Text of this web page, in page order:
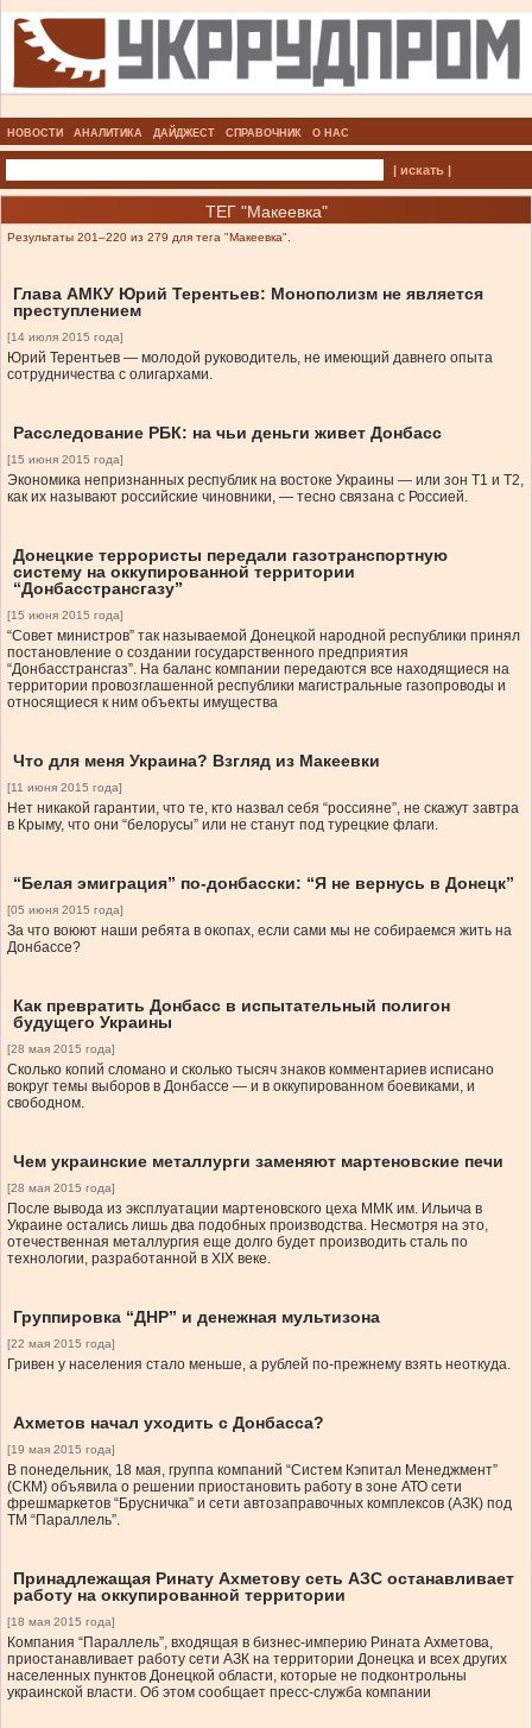
НОВОСТИ АНАЛИТИКА ДАЙДЖЕСТ СПРАВОЧНИК О НАС
| искать |
ТЕГ "Макеевка"
Результаты 201–220 из 279 для тега "Макеевка".
Глава АМКУ Юрий Терентьев: Монополизм не является
преступлением
[14 июля 2015 года]
Юрий Терентьев — молодой руководитель, не имеющий давнего опыта
сотрудничества с олигархами.
Расследование РБК: на чьи деньги живет Донбасс
[15 июня 2015 года]
Экономика непризнанных республик на востоке Украины — или зон Т1 и Т2,
как их называют российские чиновники, — тесно связана с Россией.
Донецкие террористы передали газотранспортную
систему на оккупированной территории
“Донбасстрансгазу”
[15 июня 2015 года]
“Совет министров” так называемой Донецкой народной республики принял
постановление о создании государственного предприятия
“Донбасстрансгаз”. На баланс компании передаются все находящиеся на
территории провозглашенной республики магистральные газопроводы и
относящиеся к ним объекты имущества
Что для меня Украина? Взгляд из Макеевки
[11 июня 2015 года]
Нет никакой гарантии, что те, кто назвал себя “россияне”, не скажут завтра
в Крыму, что они “белорусы” или не станут под турецкие флаги.
“Белая эмиграция” по-донбасски: “Я не вернусь в Донецк”
[05 июня 2015 года]
За что воюют наши ребята в окопах, если сами мы не собираемся жить на
Донбассе?
Как превратить Донбасс в испытательный полигон
будущего Украины
[28 мая 2015 года]
Сколько копий сломано и сколько тысяч знаков комментариев исписано
вокруг темы выборов в Донбассе — и в оккупированном боевиками, и
свободном.
Чем украинские металлурги заменяют мартеновские печи
[28 мая 2015 года]
После вывода из эксплуатации мартеновского цеха ММК им. Ильича в
Украине остались лишь два подобных производства. Несмотря на это,
отечественная металлургия еще долго будет производить сталь по
технологии, разработанной в XIX веке.
Группировка “ДНР” и денежная мультизона
[22 мая 2015 года]
Гривен у населения стало меньше, а рублей по-прежнему взять неоткуда.
Ахметов начал уходить с Донбасса?
[19 мая 2015 года]
В понедельник, 18 мая, группа компаний “Систем Кэпитал Менеджмент”
(СКМ) объявила о решении приостановить работу в зоне АТО сети
фрешмаркетов “Брусничка” и сети автозаправочных комплексов (АЗК) под
ТМ “Параллель”.
Принадлежащая Ринату Ахметову сеть АЗС останавливает
работу на оккупированной территории
[18 мая 2015 года]
Компания “Параллель”, входящая в бизнес-империю Рината Ахметова,
приостанавливает работу сети АЗК на территории Донецка и всех других
населенных пунктов Донецкой области, которые не подконтрольны
украинской власти. Об этом сообщает пресс-служба компании